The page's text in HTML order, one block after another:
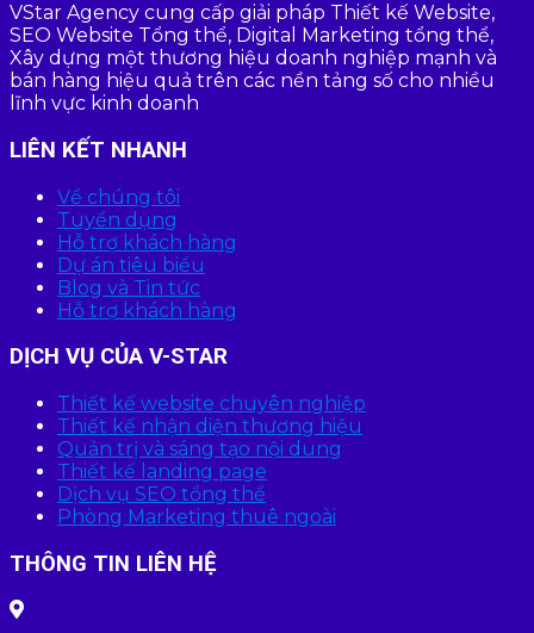
VStar Agency cung cấp giải pháp Thiết kế Website,
SEO Website Tổng thể, Digital Marketing tổng thể,
Xây dựng một thương hiệu doanh nghiệp mạnh và
bán hàng hiệu quả trên các nền tảng số cho nhiều
lĩnh vực kinh doanh
LIÊN KẾT NHANH
Về chúng tôi
Tuyển dụng
Hỗ trợ khách hàng
Dự án tiêu biểu
Blog và Tin tức
Hỗ trợ khách hàng
DỊCH VỤ CỦA V-STAR
Thiết kế website chuyên nghiệp
Thiết kế nhận diện thương hiệu
Quản trị và sáng tạo nội dung
Thiết kế landing page
Dịch vụ SEO tổng thể
Phòng Marketing thuê ngoài
THÔNG TIN LIÊN HỆ